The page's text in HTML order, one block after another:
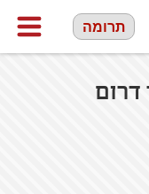
תרומה
דרום